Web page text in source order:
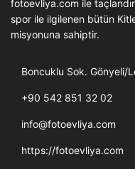
fotoevliya.com ile
spor ile ilgilenen bütün
misyonuna sahiptir.
Boncuklu Sok. Gönyeli/
+90 542 851 32 02
info@fotoevliya.com
https://fotoevliya.com